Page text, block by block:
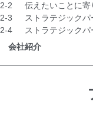
2-2
伝えたいことに
2-3
ストラテジック
2-4
ストラテジック
会社紹介